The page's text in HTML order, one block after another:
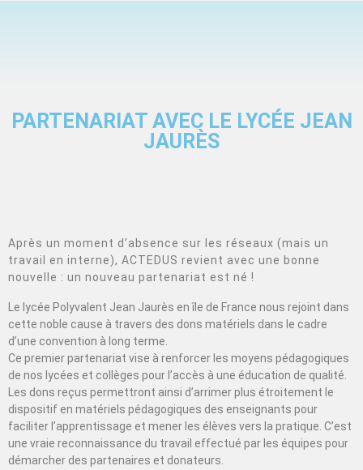
PARTENARIAT AVEC LE LYCÉE JEAN
JAURÈS
Après un moment d’absence sur les réseaux (mais un
travail en interne), ACTEDUS revient avec une bonne
nouvelle : un nouveau partenariat est né !
Le lycée Polyvalent Jean Jaurès en île de France nous rejoint dans
cette noble cause à travers des dons matériels dans le cadre
d’une convention à long terme.
Ce premier partenariat vise à renforcer les moyens pédagogiques
de nos lycées et collèges pour l’accès à une éducation de qualité.
Les dons reçus permettront ainsi d’arrimer plus étroitement le
dispositif en matériels pédagogiques des enseignants pour
faciliter l’apprentissage et mener les élèves vers la pratique. C’est
une vraie reconnaissance du travail effectué par les équipes pour
démarcher des partenaires et donateurs.